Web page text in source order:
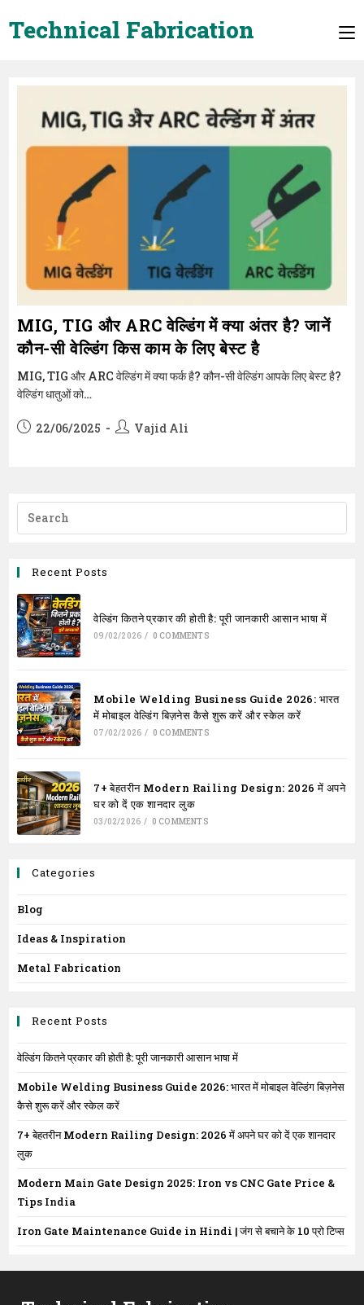
toTechnical Fabrication
MIG, TIG और ARC वेल्डिंग में क्या अंतर है? जानें
कौन-सी वेल्डिंग किस काम के लिए बेस्ट है
MIG, TIG और ARC वेल्डिंग में क्या फर्क है? कौन-सी वेल्डिंग आपके लिए बेस्ट है?
वेल्डिंग धातुओं को…
Post22/06/2025
PostVajid Ali
Recent Posts
वेल्डिंग कितने प्रकार की होती है: पूरी जानकारी आसान भाषा में
09/02/2026 / 0 COMMENTS
Mobile Welding Business Guide 2026: भारत
में मोबाइल वेल्डिंग बिज़नेस कैसे शुरू करें और स्केल करें
07/02/2026 / 0 COMMENTS
7+ बेहतरीन Modern Railing Design: 2026 में अपने
घर को दें एक शानदार लुक
03/02/2026 / 0 COMMENTS
Categories
Blog
Ideas & Inspiration
Metal Fabrication
Recent Posts
वेल्डिंग कितने प्रकार की होती है: पूरी जानकारी आसान भाषा में
Mobile Welding Business Guide 2026: भारत में मोबाइल वेल्डिंग बिज़नेस
कैसे शुरू करें और स्केल करें
7+ बेहतरीन Modern Railing Design: 2026 में अपने घर को दें एक शानदार
लुक
Modern Main Gate Design 2025: Iron vs CNC Gate Price &
Tips India
Iron Gate Maintenance Guide in Hindi | जंग से बचाने के 10 प्रो टिप्स